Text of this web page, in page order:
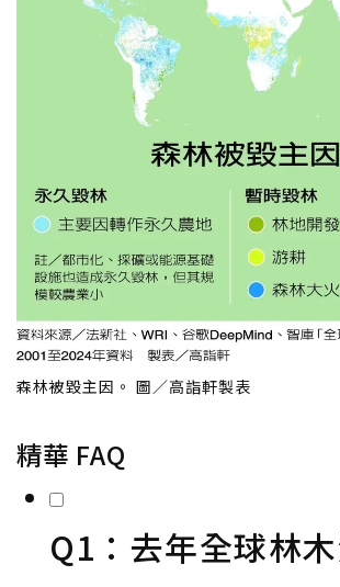
森林被毀主因。 圖／高詣軒製表
精華 FAQ
Q1：去年全球林